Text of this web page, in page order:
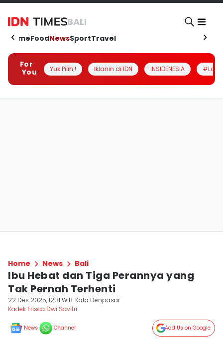
BALI
HomeFoodNewsSportTravel
For
You
Yuk Pilih ! Iklanin di IDN INSIDENESIA
Home News Bali
Ibu Hebat dan Tiga Perannya yang
Tak Pernah Terhenti
22 Des 2025, 12:31 WIB Kota Denpasar
Kadek Frisca Dwi Savitri
News Channel Add Us on Google